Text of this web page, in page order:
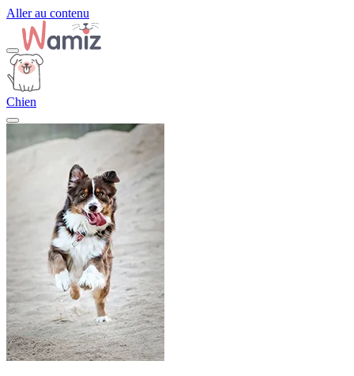
Aller au contenu
Chien